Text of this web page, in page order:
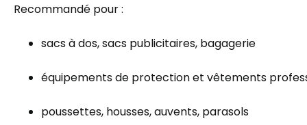
Recommandé pour :
sacs à dos, sacs publicitaires, bagagerie
équipements de protection et vêtements
poussettes, housses, auvents, parasols